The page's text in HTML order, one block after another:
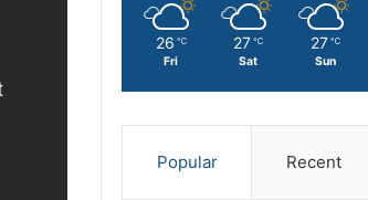
26 ℃
Fri
27 ℃
Sat
27 ℃
Sun
Popular Recent